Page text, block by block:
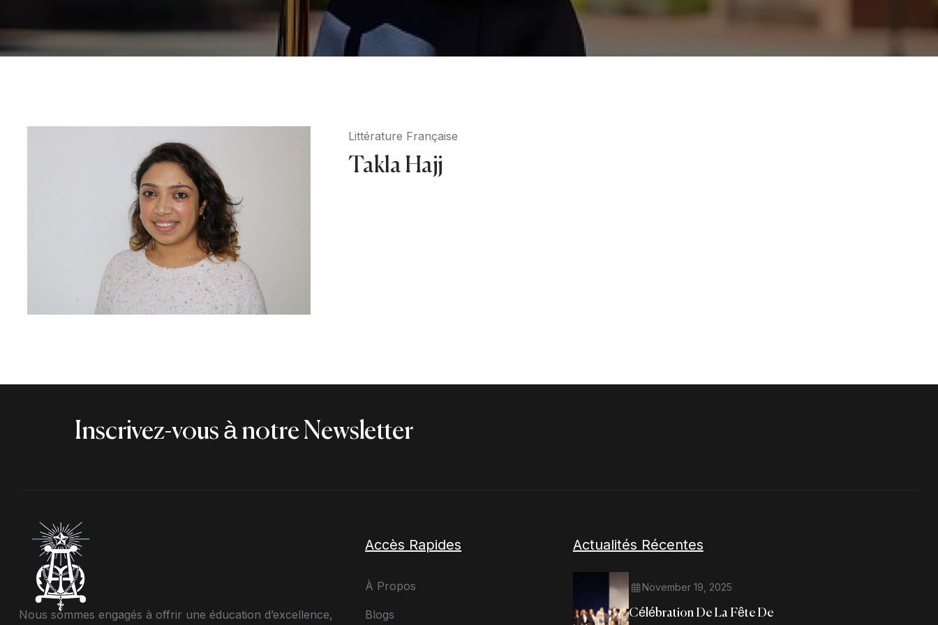
Littérature Française
Takla Hajj
Inscrivez-vous à notre Newsletter
Nous sommes engagés à offrir une éducation d’excellence,
Accès Rapides
À Propos
Blogs
Actualités Récentes
November 19, 2025
Célébration De La Fête De